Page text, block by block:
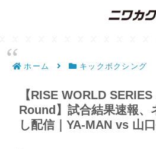
ホーム キックボクシング
【RISE WORLD
Round】試合結果速報、
し配信｜YA-MAN vs 山